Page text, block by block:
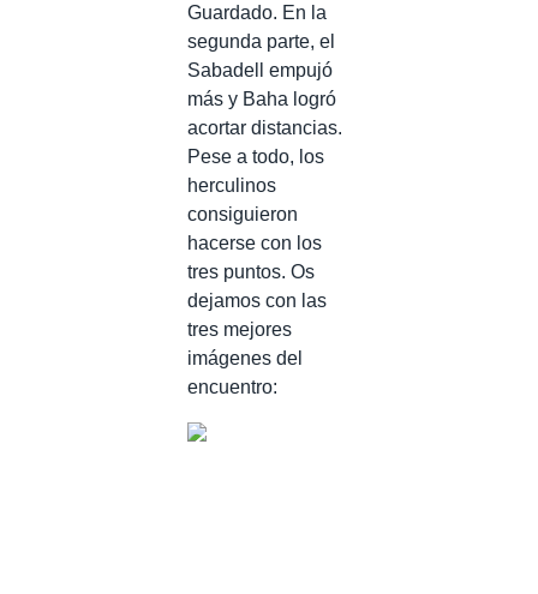
Guardado. En la
segunda parte, el
Sabadell empujó
más y Baha logró
acortar distancias.
Pese a todo, los
herculinos
consiguieron
hacerse con los
tres puntos. Os
dejamos con las
tres mejores
imágenes del
encuentro: